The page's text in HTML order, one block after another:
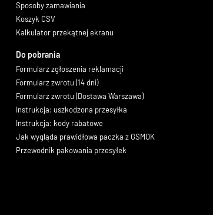
Sposoby zamawiania
Koszyk CSV
Kalkulator przekątnej ekranu
Do pobrania
Formularz zgłoszenia reklamacji
Formularz zwrotu (14 dni)
Formularz zwrotu (Dostawa Warszawa)
Instrukcja: uszkodzona przesyłka
Instrukcja: kody rabatowe
Jak wygląda prawidłowa paczka z GSMOK
Przewodnik pakowania przesyłek